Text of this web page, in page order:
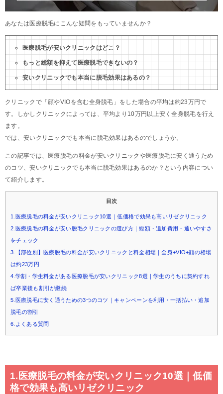
あなたは医療脱毛にこんな疑問をもっていませんか？
医療脱毛が安いクリニックはどこ？
もっと総額を抑えて医療脱毛できないの？
安いクリニックでも本当に脱毛効果はあるの？
クリニックで「顔やVIOを含む全身脱毛」をした場合の平均は約23万円で
す。しかしクリニックによっては、平均より10万円以上安く全身脱毛を行え
ます。
では、安いクリニックでも本当に脱毛効果はあるのでしょうか。
この記事では、医療脱毛の料金が安いクリニックや医療脱毛に安く通うため
のコツ、安いクリニックでも本当に脱毛効果はあるのか？という内容につい
て紹介します。
目次
1.医療脱毛の料金が安いクリニック10選｜低価格で効果も高いリゼクリニック
2.医療脱毛の料金が安い脱毛クリニックの選び方｜総額・追加費用・通いやすさ
をチェック
3.【部位別】医療脱毛の料金が安いクリニックと料金相場｜全身+VIO+顔の相場
は約23万円
4.学割・学生料金がある医療脱毛が安いクリニック8選｜学生のうちに契約すれ
ば卒業後も割引が継続
5.医療脱毛に安く通うための3つのコツ｜キャンペーンを利用・一括払い・追加
脱毛の割引
6.よくある質問
1.医療脱毛の料金が安いクリニック10選｜低価
格で効果も高いリゼクリニック